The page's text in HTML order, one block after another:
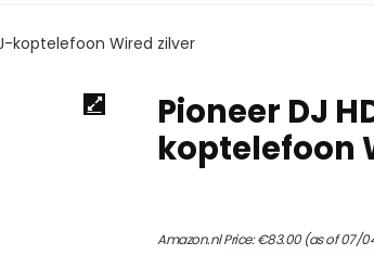
koptelefoon Wired zilver
Pioneer DJ
koptelefoon
Amazon.nl Price:€83.00(as of 07/